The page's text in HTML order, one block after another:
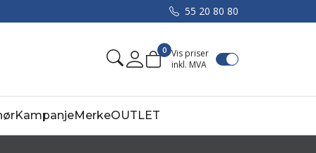
55 20 80 80
Mine sider
0 Vis priser
inkl. MVA
KampanjeMerkeOUTLET